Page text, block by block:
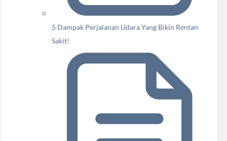
5 Dampak Perjalanan Udara Yang Bikin Rentan
Sakit!